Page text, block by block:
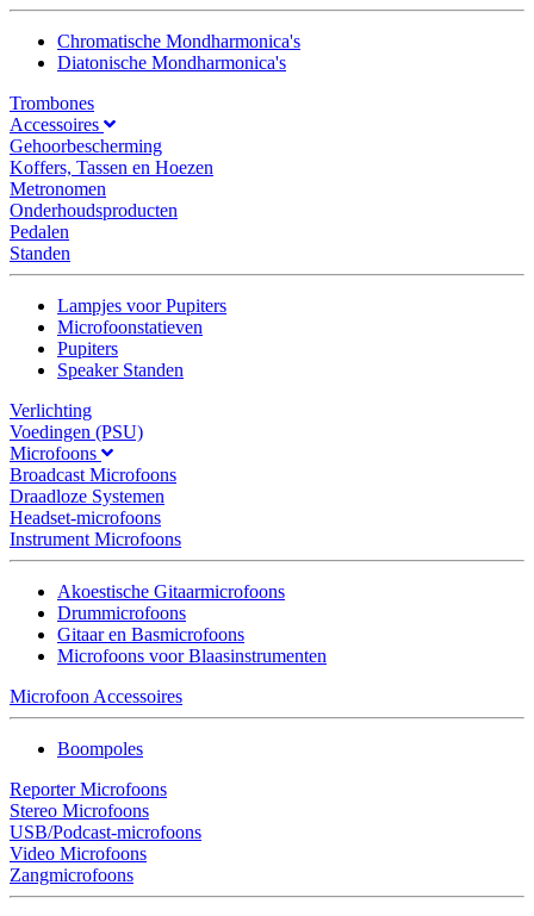
Chromatische Mondharmonica's
Diatonische Mondharmonica's
Trombones
Accessoires
Gehoorbescherming
Koffers, Tassen en Hoezen
Metronomen
Onderhoudsproducten
Pedalen
Standen
Lampjes voor Pupiters
Microfoonstatieven
Pupiters
Speaker Standen
Verlichting
Voedingen (PSU)
Microfoons
Broadcast Microfoons
Draadloze Systemen
Headset-microfoons
Instrument Microfoons
Akoestische Gitaarmicrofoons
Drummicrofoons
Gitaar en Basmicrofoons
Microfoons voor Blaasinstrumenten
Microfoon Accessoires
Boompoles
Reporter Microfoons
Stereo Microfoons
USB/Podcast-microfoons
Video Microfoons
Zangmicrofoons